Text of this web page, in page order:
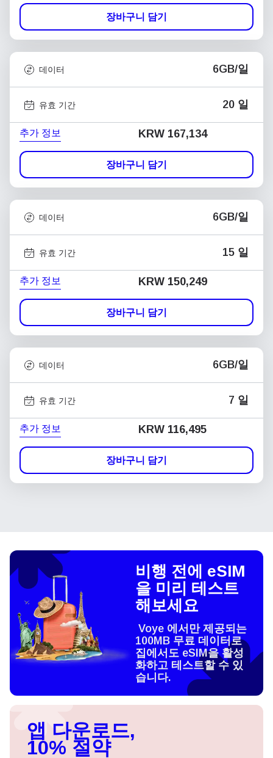
장바구니 담기
데이터 6GB/일
유효 기간 20 일
추가 정보 KRW 167,134
장바구니 담기
데이터 6GB/일
유효 기간 15 일
추가 정보 KRW 150,249
장바구니 담기
데이터 6GB/일
유효 기간 7 일
추가 정보 KRW 116,495
장바구니 담기
비행 전에 eSIM
을 미리 테스트
해보세요
Voye 에서만 제공되는
100MB 무료 데이터로
집에서도 eSIM을 활성
화하고 테스트할 수 있
습니다.
앱 다운로드,
10% 절약